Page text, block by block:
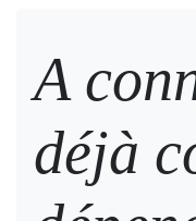
A
déjà